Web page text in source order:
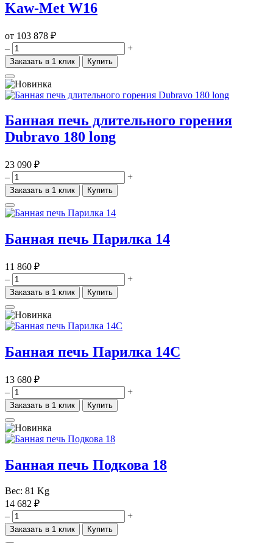
Kaw-Met W16
от 103 878 ₽
–
+
Заказать в 1 клик Купить
Банная печь длительного горения
Dubravo 180 long
23 090 ₽
–
+
Заказать в 1 клик Купить
Банная печь Парилка 14
11 860 ₽
–
+
Заказать в 1 клик Купить
Банная печь Парилка 14С
13 680 ₽
–
+
Заказать в 1 клик Купить
Банная печь Подкова 18
Вес: 81 Kg
14 682 ₽
–
+
Заказать в 1 клик Купить